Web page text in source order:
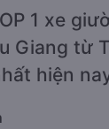
1 xe
Giang từ
hiện